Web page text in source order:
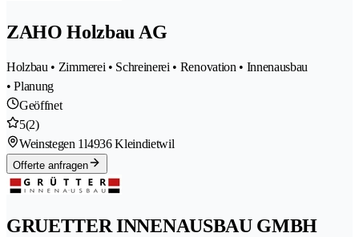
ZAHO Holzbau AG
Holzbau • Zimmerei • Schreinerei • Renovation • Innenausbau
• Planung
Geöffnet
5(2)
Weinstegen 1l4936 Kleindietwil
Offerte anfragen
GRUETTER INNENAUSBAU GMBH